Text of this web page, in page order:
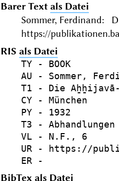
Barer Text als Datei
Sommer, Ferdinand:
https://
RIS als Datei
TY - BOOK
AU - Sommer,
T1 - Die Aẖẖijavā-
CY - München
PY - 1932
T3 - Abhandlungen
VL - N.F., 6
UR - https://
BibTex als Datei